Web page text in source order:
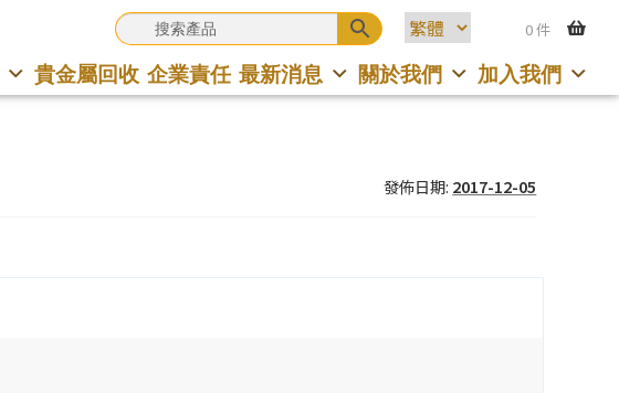
0 件
貴金屬回收 企業責任 最新消息 關於我們 加入我們
發佈日期: 2017-12-05